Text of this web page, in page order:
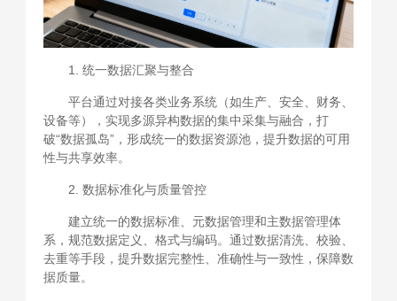
1. 统一数据汇聚与整合
平台通过对接各类业务系统（如生产、安全、财务、
设备等），实现多源异构数据的集中采集与融合，打
破“数据孤岛”，形成统一的数据资源池，提升数据的可用
性与共享效率。
2. 数据标准化与质量管控
建立统一的数据标准、元数据管理和主数据管理体
系，规范数据定义、格式与编码。通过数据清洗、校验、
去重等手段，提升数据完整性、准确性与一致性，保障数
据质量。